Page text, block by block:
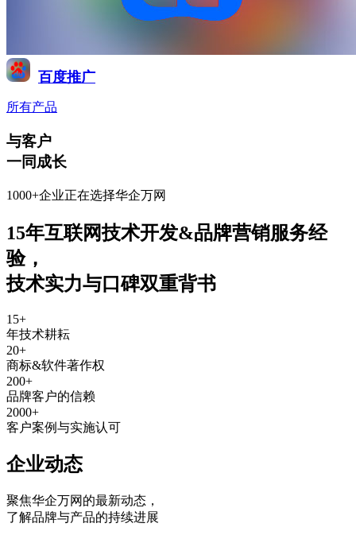
百度推广
所有产品
与客户
一同成长
1000+企业正在选择华企万网
15年互联网技术开发&品牌营销服务经
验，
技术实力与口碑双重背书
15+
年技术耕耘
20+
商标&软件著作权
200+
品牌客户的信赖
2000+
客户案例与实施认可
企业动态
聚焦华企万网的最新动态 ，
了解品牌与产品的持续进展